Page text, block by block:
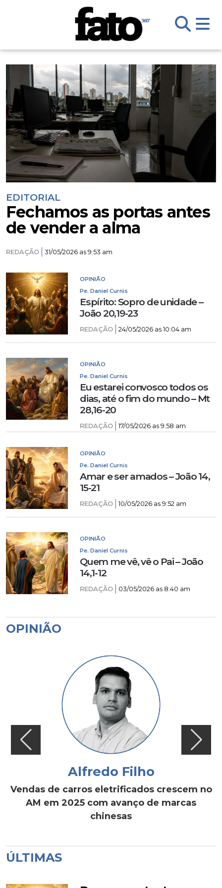
EDITORIAL
Fechamos as portas antes
de vender a alma
REDAÇÃO 31/05/2026 as 9:53 am
OPINIÃO
Pe. Daniel Curnis
Espírito: Sopro de unidade –
João 20,19-23
REDAÇÃO 24/05/2026 as 10:04 am
OPINIÃO
Pe. Daniel Curnis
Eu estarei convosco todos os
dias, até o fim do mundo – Mt
28,16-20
REDAÇÃO 17/05/2026 as 9:58 am
OPINIÃO
Pe. Daniel Curnis
Amar e ser amados – João 14,
15-21
REDAÇÃO 10/05/2026 as 9:52 am
OPINIÃO
Pe. Daniel Curnis
Quem me vê, vê o Pai – João
14,1-12
REDAÇÃO 03/05/2026 as 8:40 am
OPINIÃO
Alfredo Filho
Vendas de carros eletrificados crescem no
AM em 2025 com avanço de marcas
chinesas
ÚLTIMAS